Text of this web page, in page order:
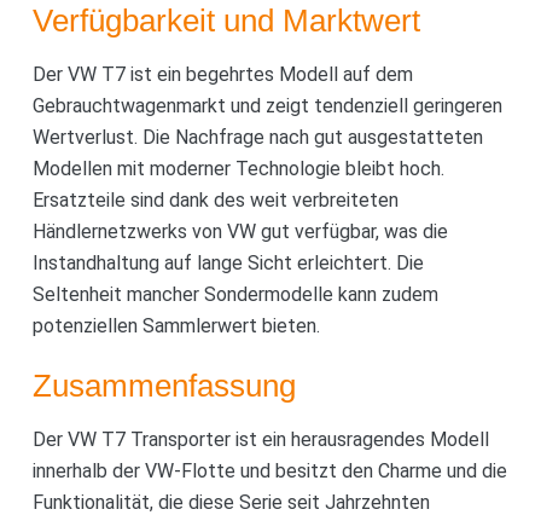
Verfügbarkeit und Marktwert
Der VW T7 ist ein begehrtes Modell auf dem
Gebrauchtwagenmarkt und zeigt tendenziell geringeren
Wertverlust. Die Nachfrage nach gut ausgestatteten
Modellen mit moderner Technologie bleibt hoch.
Ersatzteile sind dank des weit verbreiteten
Händlernetzwerks von VW gut verfügbar, was die
Instandhaltung auf lange Sicht erleichtert. Die
Seltenheit mancher Sondermodelle kann zudem
potenziellen Sammlerwert bieten.
Zusammenfassung
Der VW T7 Transporter ist ein herausragendes Modell
innerhalb der VW-Flotte und besitzt den Charme und die
Funktionalität, die diese Serie seit Jahrzehnten